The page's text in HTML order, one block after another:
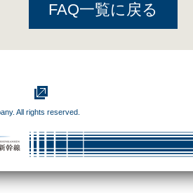
FAQ一覧に戻る
All rights reserved.